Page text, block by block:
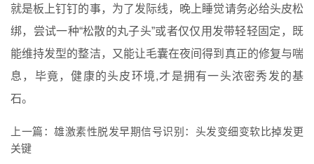
就是板上钉钉的事，为了发际线，晚上睡觉请务必给头皮松
绑，尝试一种“松散的丸子头”或者仅仅用发带轻轻固定，既
能维持发型的整洁，又能让毛囊在夜间得到真正的修复与喘
息，毕竟，健康的头皮环境,才是拥有一头浓密秀发的基
石。
上一篇： 雄激素性脱发早期信号识别：头发变细变软比掉发更
关键